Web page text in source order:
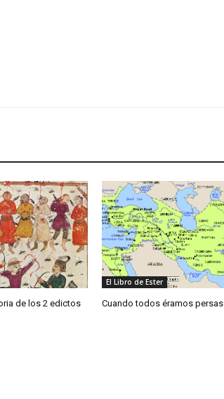
de los 2 edictos
El Libro de Ester
Cuando todos éramos persas